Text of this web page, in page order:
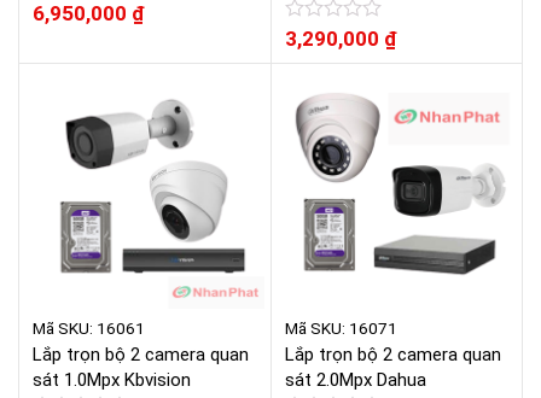
Được
xếp
0
6,950,000 ₫
Được
xếp
sao
3,290,000 ₫
Mã SKU: 16061
Lắp trọn bộ 2 camera quan
sát 1.0Mpx Kbvision
Mã SKU: 16071
Lắp trọn bộ 2 camera quan
sát 2.0Mpx Dahua